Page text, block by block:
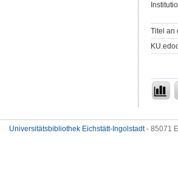
Titel an
Universitätsbibliothek Eichstätt-Ingolstadt- 85071